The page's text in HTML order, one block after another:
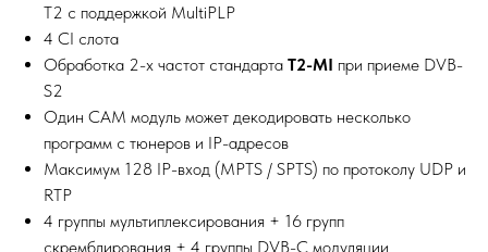
T2 c поддержкой MultiPLP
4 CI cлота
Обработка 2-х частот стандарта T2-MI при приеме DVB-
S2
Один CAM модуль может декодировать несколько
программ с тюнеров и IP-адресов
Максимум 128 IP-вход (MPTS / SPTS) по протоколу UDP и
RTP
4 группы мультиплексирования + 16 групп
скремблирования + 4 группы DVB-C модуляции